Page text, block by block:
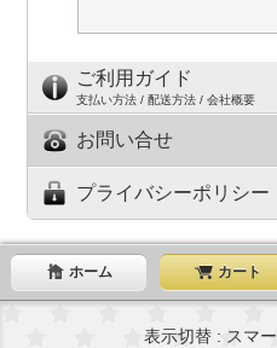
ご利用ガイド
支払い方法 / 配送方法 / 会社概要
お問い合せ
プライバシーポリシー
ホーム カート
表示切替 : スマ